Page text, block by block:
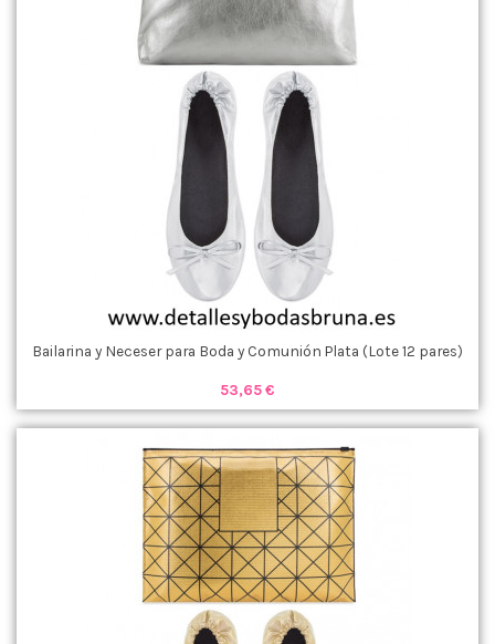
Bailarina y Neceser para Boda y Comunión Plata (Lote 12 pares)
53,65 €